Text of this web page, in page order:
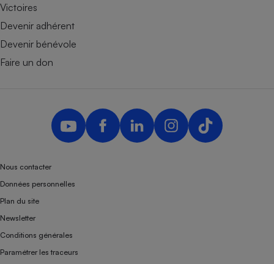
Victoires
Devenir adhérent
Devenir bénévole
Faire un don
Nous contacter
Données personnelles
Plan du site
Newsletter
Conditions générales
Paramétrer les traceurs